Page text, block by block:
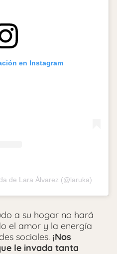
en Instagram
de Lara Álvarez (@laruka)
a su hogar no hará
el amor y la energía
sociales. ¡Nos
le invada tanta